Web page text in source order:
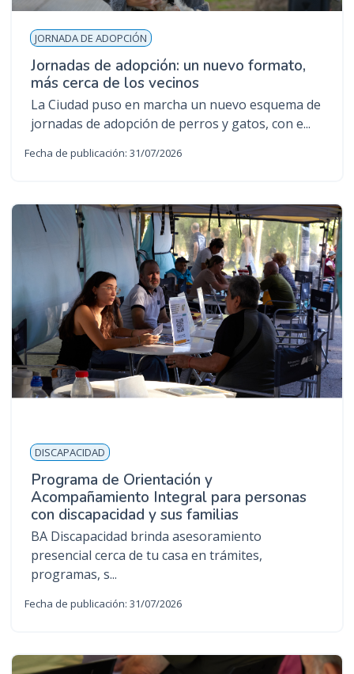
JORNADA DE ADOPCIÓN
Jornadas de adopción: un nuevo formato,
más cerca de los vecinos
La Ciudad puso en marcha un nuevo esquema de
jornadas de adopción de perros y gatos, con e...
Fecha de publicación: 31/07/2026
DISCAPACIDAD
Programa de Orientación y
Acompañamiento Integral para personas
con discapacidad y sus familias
BA Discapacidad brinda asesoramiento
presencial cerca de tu casa en trámites,
programas, s...
Fecha de publicación: 31/07/2026